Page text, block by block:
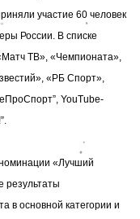
участие 60 человек
России. В списке
ТВ», «Чемпионата»,
«РБ Спорт»,
YouTube-
«Лучший
результаты
в основной категории и